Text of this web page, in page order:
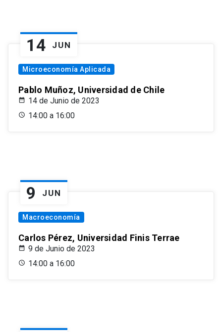
14 JUN
Microeconomía Aplicada
Pablo Muñoz, Universidad de Chile
14 de Junio de 2023
14:00 a 16:00
9 JUN
Macroeconomía
Carlos Pérez, Universidad Finis Terrae
9 de Junio de 2023
14:00 a 16:00